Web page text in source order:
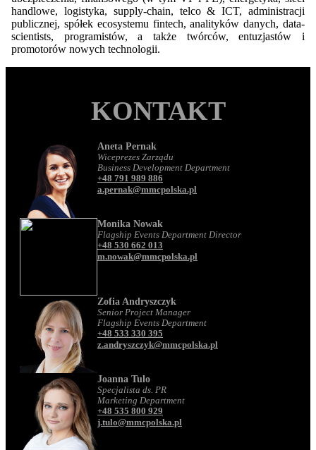
handlowe, logistyka, supply-chain, telco & ICT, administracji
publicznej, spółek ecosystemu fintech, analityków danych, data-
scientists, programistów, a także twórców, entuzjastów i
promotorów nowych technologii.
KONTAKT
Aneta Pernak
Wiceprezes Zarządu
Business Development Department
+48 791 989 886
a.pernak@mmcpolska.pl
Monika Nowak
Flagship Events Department Director
+48 530 662 013
m.nowak@mmcpolska.pl
Zofia Andryszczyk
Senior Project Manager
Flagship Events Department
+48 533 330 395
z.andryszczyk@mmcpolska.pl
Joanna Tulo
Specjalista ds. PR
Marketing Department
+48 535 800 929
j.tulo@mmcpolska.pl